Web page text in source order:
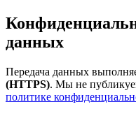
данных
Передача данных
(HTTPS). Мы не
политике